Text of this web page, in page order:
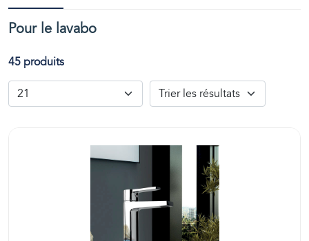
Pour le lavabo
45 produits